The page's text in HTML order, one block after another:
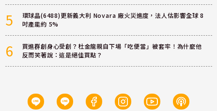
5
環球晶(6488)更新義大利 Novara 廠火災進度，法人估影響全球 8
吋產能約 5%
6
買進群創身心受創？杜金龍親自下場「吃便當」被套牢！為什麼他
反而笑著說：這是絕佳買點？